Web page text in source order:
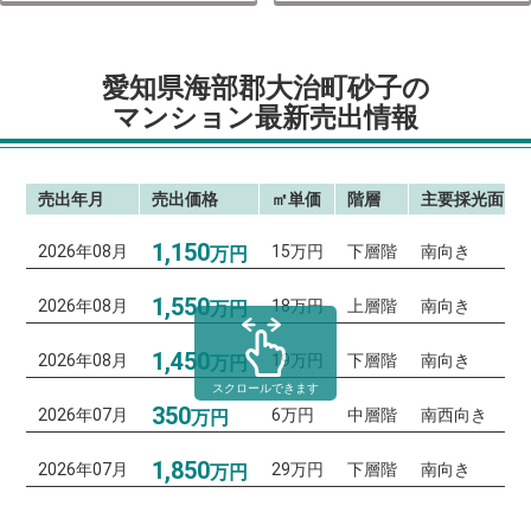
愛知県海部郡大治町砂子の
マンション最新売出情報
売出年月 売出価格 ㎡単価 階層 主要採光面
2026年08月 1,150万円 15万円 下層階 南向き
2026年08月 1,550万円 18万円 上層階 南向き
2026年08月 1,450万円 19万円 下層階 南向き
2026年07月 350万円 6万円 中層階 南西向き
2026年07月 1,850万円 29万円 下層階 南向き
スクロールできます